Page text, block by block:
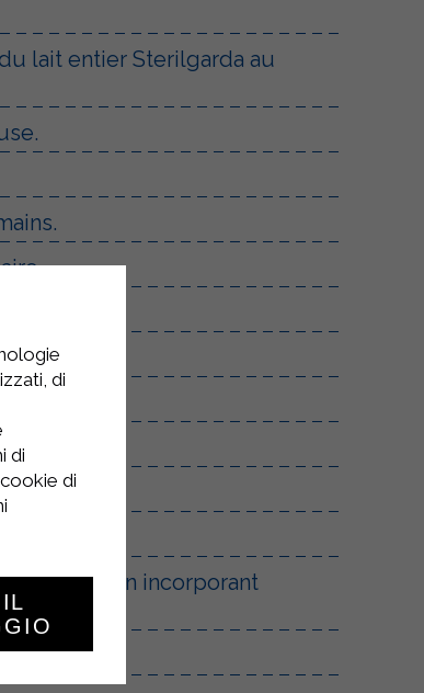
lait entier Sterilgarda au
en incorporant
di
di
di